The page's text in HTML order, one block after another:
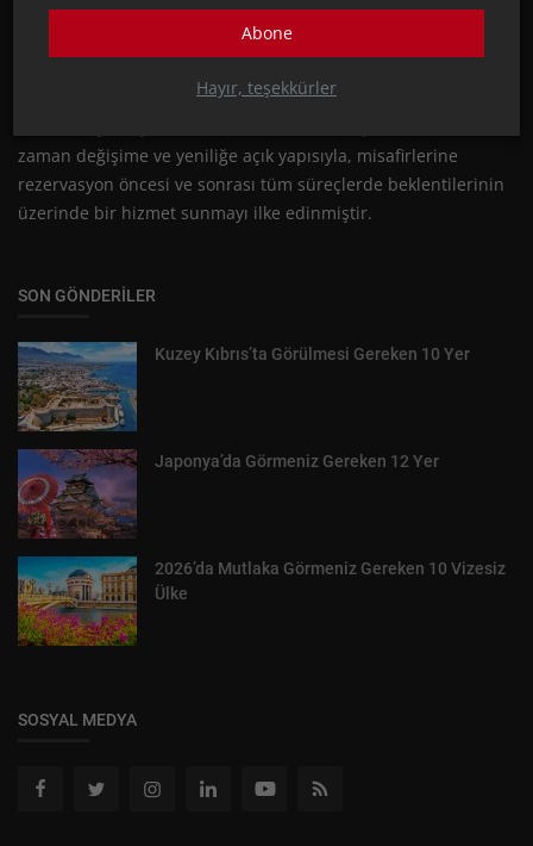
Abone
Hayır, teşekkürler
amaçlamıştır. Alanında uzman profesyonel ekibiyle, en kaliteli
hizmeti en ekonomik şekilde sunarak, müşteri memnuniyetini
standartlarını en üst seviyede tutmayı hedefleyen, müşteri
zaman değişime ve yeniliğe açık yapısıyla, misafirlerine
rezervasyon öncesi ve sonrası tüm süreçlerde beklentilerinin
üzerinde bir hizmet sunmayı ilke edinmiştir.
SON GÖNDERILER
Kuzey Kıbrıs’ta Görülmesi Gereken 10 Yer
Japonya’da Görmeniz Gereken 12 Yer
2026’da Mutlaka Görmeniz Gereken 10 Vizesiz
Ülke
SOSYAL MEDYA